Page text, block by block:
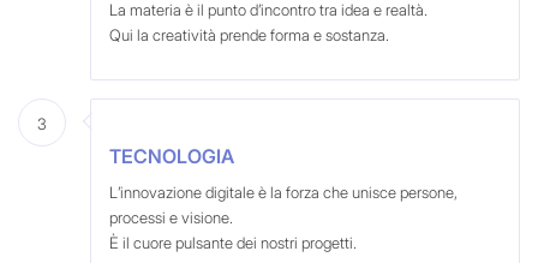
La materia è il punto d’incontro tra idea e realtà.
Qui la creatività prende forma e sostanza.
3
TECNOLOGIA
L’innovazione digitale è la forza che unisce persone,
processi e visione.
È il cuore pulsante dei nostri progetti.